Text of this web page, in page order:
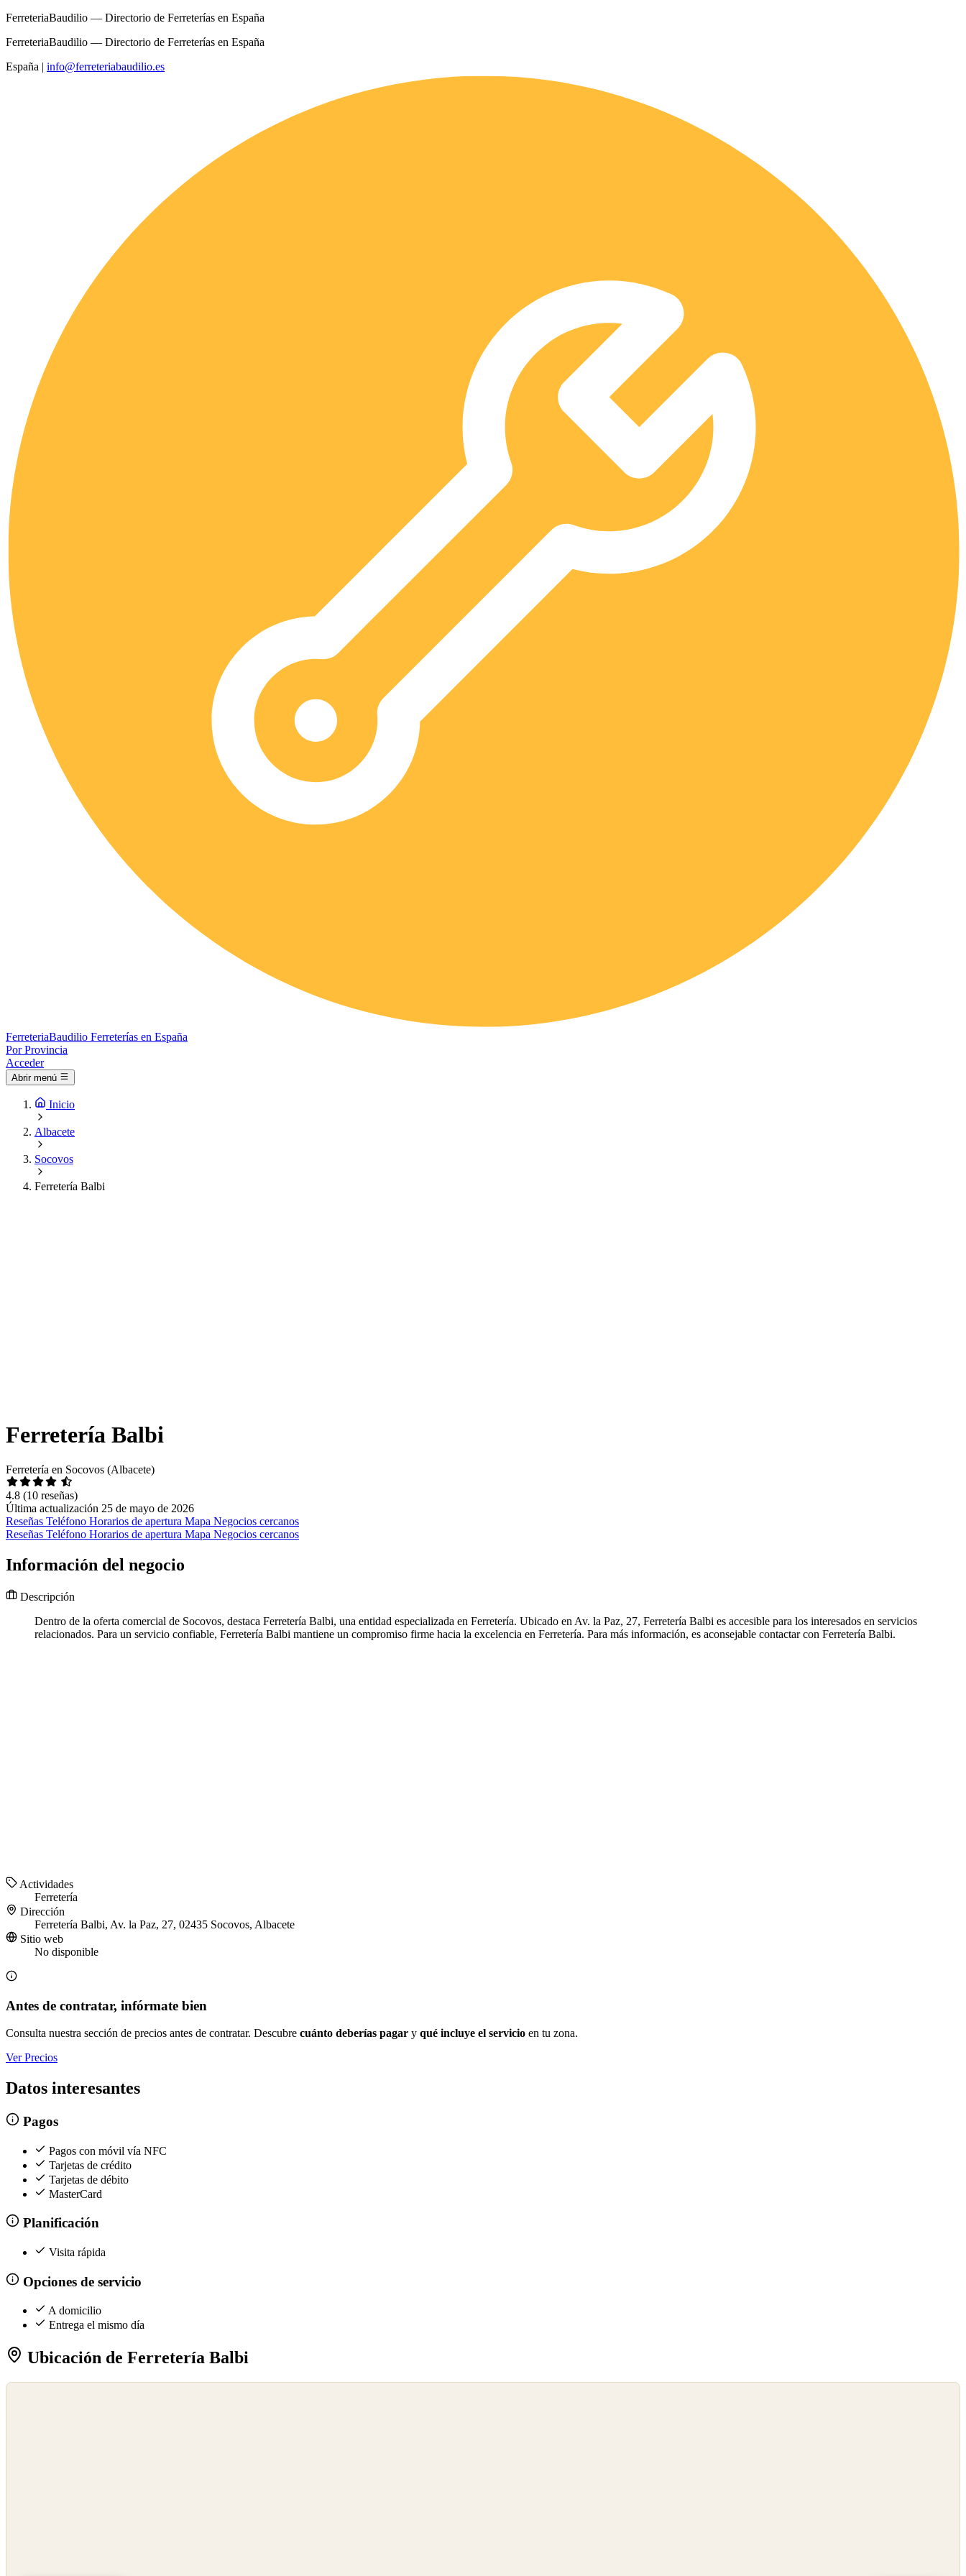
FerreteriaBaudilio — Directorio de Ferreterías en España
FerreteriaBaudilio — Directorio de Ferreterías en España
España | info@ferreteriabaudilio.es
FerreteriaBaudilio Ferreterías en España
Por Provincia
Acceder
Abrir menú
Inicio
Albacete
Socovos
Ferretería Balbi
Ferretería Balbi
Ferretería en Socovos (Albacete)
4.8 (10 reseñas)
Última actualización 25 de mayo de 2026
Reseñas Teléfono Horarios de apertura Mapa Negocios cercanos
Reseñas Teléfono Horarios de apertura Mapa Negocios cercanos
Información del negocio
Descripción
Dentro de la oferta comercial de Socovos, destaca Ferretería Balbi, una entidad especializada en Ferretería. Ubicado en Av. la Paz, 27, Ferretería Balbi es accesible para los interesados en servicios
relacionados. Para un servicio confiable, Ferretería Balbi mantiene un compromiso firme hacia la excelencia en Ferretería. Para más información, es aconsejable contactar con Ferretería Balbi.
Actividades
Ferretería
Dirección
Ferretería Balbi, Av. la Paz, 27, 02435 Socovos, Albacete
Sitio web
No disponible
Antes de contratar, infórmate bien
Consulta nuestra sección de precios antes de contratar. Descubre cuánto deberías pagar y qué incluye el servicio en tu zona.
Ver Precios
Datos interesantes
Pagos
Pagos con móvil vía NFC
Tarjetas de crédito
Tarjetas de débito
MasterCard
Planificación
Visita rápida
Opciones de servicio
A domicilio
Entrega el mismo día
Ubicación de Ferretería Balbi